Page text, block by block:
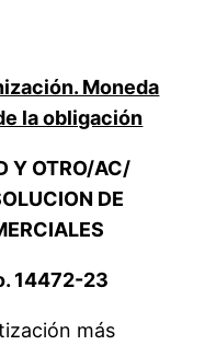
Moneda
la obligación
Y OTRO/AC/
DE
14472-23
más